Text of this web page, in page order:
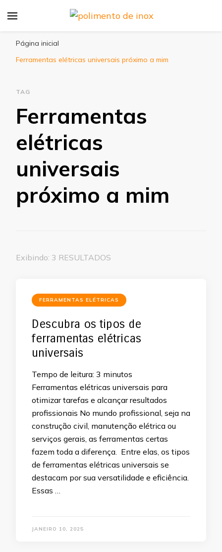
Página inicial
Ferramentas elétricas universais próximo a mim
TAG
Ferramentas
elétricas
universais
próximo a mim
Exibindo: 3 RESULTADOS
FERRAMENTAS ELÉTRICAS
Descubra os tipos de
ferramentas elétricas
universais
Tempo de leitura: 3 minutos
Ferramentas elétricas universais para
otimizar tarefas e alcançar resultados
profissionais No mundo profissional, seja na
construção civil, manutenção elétrica ou
serviços gerais, as ferramentas certas
fazem toda a diferença. Entre elas, os tipos
de ferramentas elétricas universais se
destacam por sua versatilidade e eficiência.
Essas …
JANEIRO 10, 2025